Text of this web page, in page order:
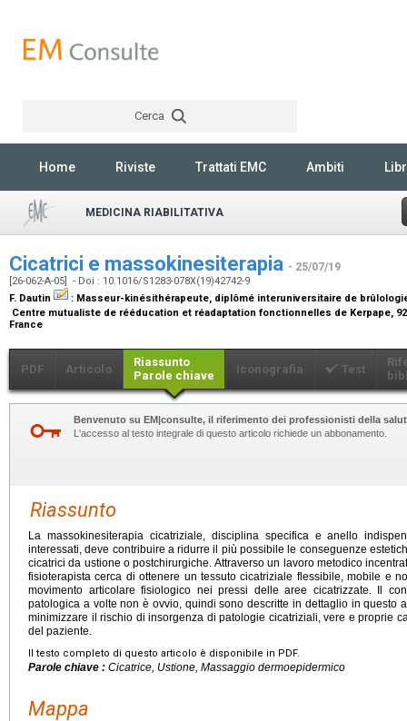
Cerca
Home Riviste Trattati EMC Ambiti
MEDICINA RIABILITATIVA
Cicatrici e massokinesiterapia - 25/07/19
[26-062-A-05] - Doi : 10.1016/S1283-078X(19)42742-9
F. Dautin
: Masseur-kinésithérapeute, diplômé interuniversitaire de
Centre mutualiste de rééducation et réadaptation fonctionnelles de Kerpape,
France
PDF Articolo
Riassunto
Parole chiave
Iconografia Test
Benvenuto su EM|consulte, il riferimento dei professionisti della
L'accesso al testo integrale di questo articolo richiede un abbonamento.
Riassunto
La massokinesiterapia cicatriziale, disciplina specifica e anello
interessati, deve contribuire a ridurre il più possibile le conseguenze
cicatrici da ustione o postchirurgiche. Attraverso un lavoro metodico
fisioterapista cerca di ottenere un tessuto cicatriziale flessibile, mobile e
movimento articolare fisiologico nei pressi delle aree cicatrizzate. Il
patologica a volte non è ovvio, quindi sono descritte in dettaglio in questo
minimizzare il rischio di insorgenza di patologie cicatriziali, vere e proprie
del paziente.
Il testo completo di questo articolo è disponibile in PDF.
Parole chiave : Cicatrice, Ustione, Massaggio dermoepidermico
Mappa